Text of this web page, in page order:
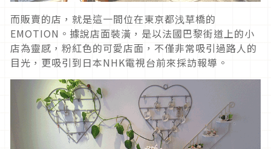
而販賣的店，就是這一間位在東京都浅草橋的
EMOTION。據說店面裝潢，是以法國巴黎街道上的小
店為靈感，粉紅色的可愛店面，不僅非常吸引過路人的
目光，更吸引到日本NHK電視台前來採訪報導。